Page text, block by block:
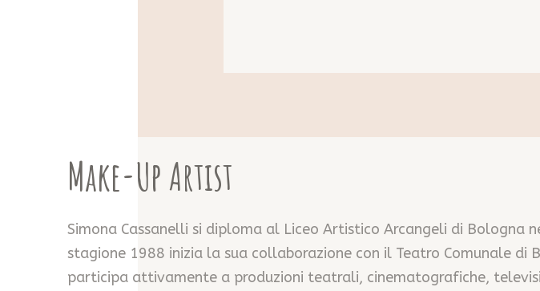
Make-Up Artist
Simona Cassanelli si diploma al Liceo Artistico Arcangeli di Bologna
stagione 1988 inizia la sua collaborazione con il Teatro Comunale
participa attivamente a produzioni teatrali, cinematografiche,